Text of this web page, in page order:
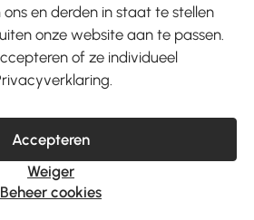
ontvang 10% korting!
Google Play
309, 20537 Hamburg
heeft alle rechten voorbehouden.
en derden in staat te stellen
onze website aan te passen.
of ze individueel
Accepteren
Weiger
Beheer cookies